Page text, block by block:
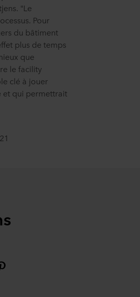
"Le
Pour
du bâtiment
plus de temps
que
le facility
clé à jouer
et qui permettrait